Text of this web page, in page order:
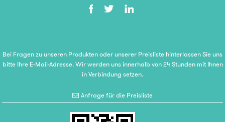
Bei Fragen zu unseren Produkten oder unserer Preisliste hinterlassen Sie uns
bitte Ihre E-Mail-Adresse. Wir werden uns innerhalb von 24 Stunden mit Ihnen
in Verbindung setzen.
Anfrage für die Preisliste